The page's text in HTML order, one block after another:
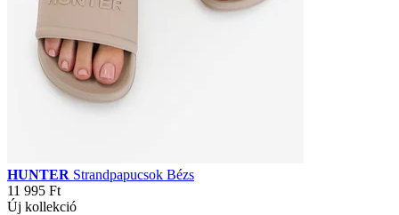
HUNTER Strandpapucsok Bézs
11 995 Ft
Új kollekció